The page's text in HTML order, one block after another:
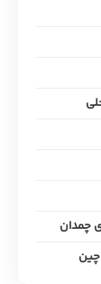
چمدان
چین